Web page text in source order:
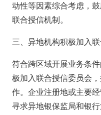
动性等因素综合考虑，
联合授信机制。
三、异地机构积极加入
符合跨区域开展业务条
极加入联合授信委员会
作。企业注册地或主要
寻求异地银保监局和银